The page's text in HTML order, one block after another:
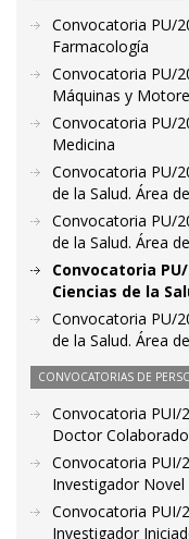
Convocatoria PU/
Farmacología
Convocatoria PU/
Máquinas y
Convocatoria PU/
Medicina
Convocatoria PU/
de la Salud. Área
Convocatoria PU/
de la Salud. Área
Convocatoria
Ciencias de la
Convocatoria PU/
de la Salud. Área
CONVOCATORIAS DE
Convocatoria PUI/
Doctor
Convocatoria PUI/
Investigador Novel
Convocatoria PUI/
Investigador